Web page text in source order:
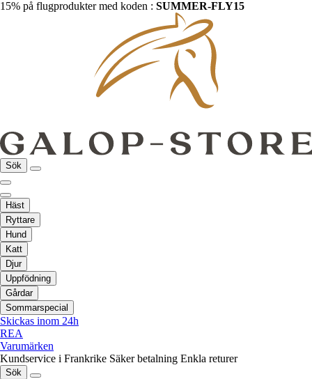
15% på flugprodukter med koden : SUMMER-FLY15
Sök
Häst
Ryttare
Hund
Katt
Djur
Uppfödning
Gårdar
Sommarspecial
Skickas inom 24h
REA
Varumärken
Kundservice i Frankrike Säker betalning Enkla returer
Sök